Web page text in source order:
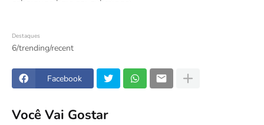
Destaques
6/trending/recent
Facebook
Você Vai Gostar